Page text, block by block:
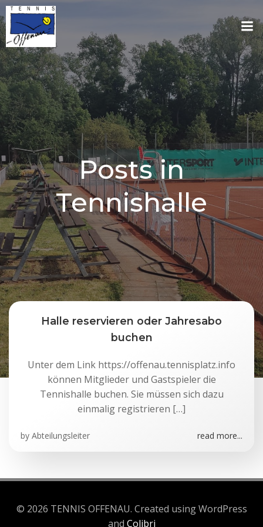
Posts in
Tennishalle
Halle reservieren oder Jahresabo
buchen
Unter dem Link https://offenau.tennisplatz.info
können Mitglieder und Gastspieler die
Tennishalle buchen. Sie müssen sich dazu
einmalig registrieren […]
by Abteilungsleiter read more...
© 2026 TENNIS OFFENAU. Created using WordPress
and Colibri